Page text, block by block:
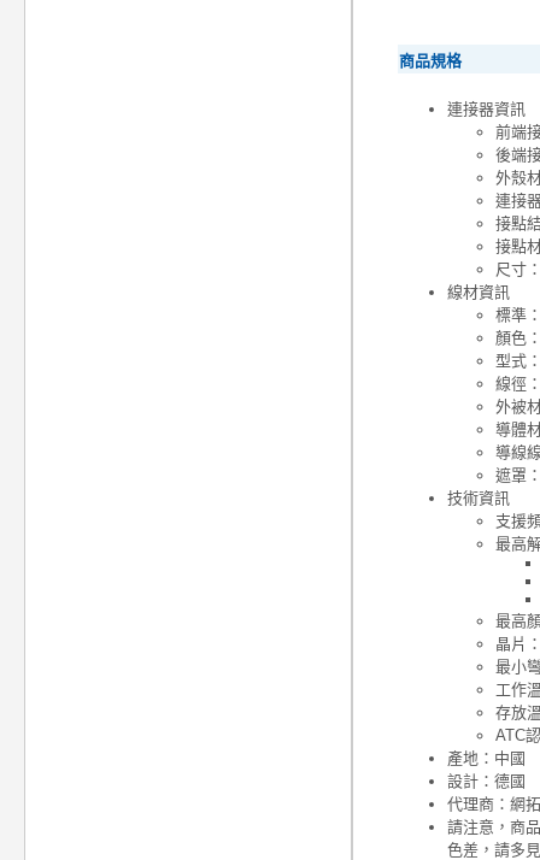
商品規格
連接器資訊
前端
後端
外殼
連接
接點
接點
尺寸
線材資訊
標準
顏色
型式
線徑
外被
導體
導線
遮罩
技術資訊
支援
最高
最高
晶片
最小
工作
存放
ATC
產地：中國
設計：德國
代理商：網
請注意，商
色差，請多